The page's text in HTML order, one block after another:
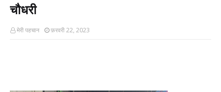
चौधरी
मेरी पहचान फ़रवरी 22, 2023